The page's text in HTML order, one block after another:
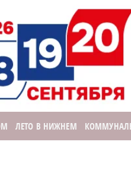
ЛЕТО В НИЖНЕМ